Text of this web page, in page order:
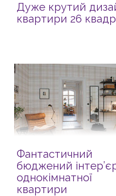
Дуже крутий
квартири 26
Фантастичний
бюджений
однокімнатної
квартири